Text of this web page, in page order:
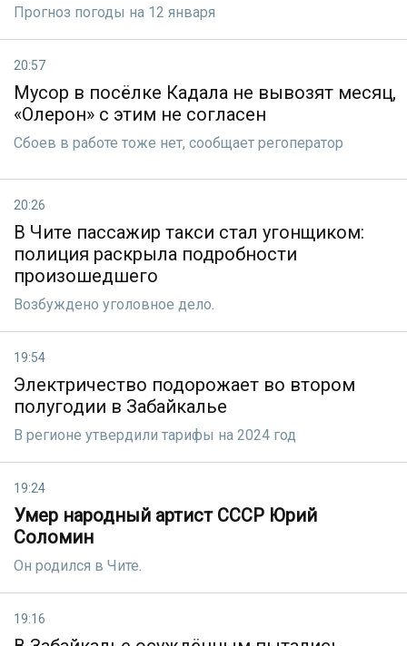
Прогноз погоды на 12 января
20:57
Мусор в посёлке Кадала не вывозят месяц,
«Олерон» с этим не согласен
Сбоев в работе тоже нет, сообщает регоператор
20:26
В Чите пассажир такси стал угонщиком:
полиция раскрыла подробности
произошедшего
Вoзбуждено уголовное дело.
19:54
Электричество подорожает во втором
полугодии в Забайкалье
В регионе утвердили тарифы на 2024 год
19:24
Умер народный артист СССР Юрий
Соломин
Он родился в Чите.
19:16